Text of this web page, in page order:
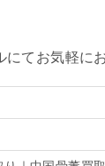
てお気軽に